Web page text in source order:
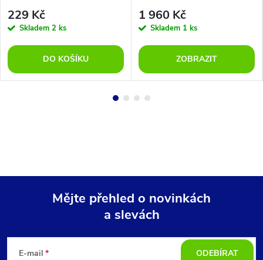
229 Kč
Skladem 2 ks
DO KOŠÍKU
1 960 Kč
Skladem 1 ks
ZOBRAZIT
Mějte přehled o novinkách
a slevách
E-mail ODEBÍRAT